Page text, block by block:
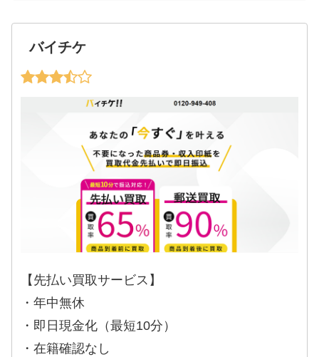
バイチケ
【先払い買取サービス】
・年中無休
・即日現金化（最短10分）
・在籍確認なし